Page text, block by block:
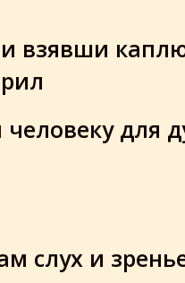
взявши
для
слух и